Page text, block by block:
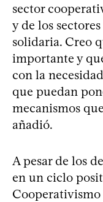
sector
y de los
solidaria. Creo
importante y
con la
que puedan
mecanismos
añadió.
A pesar de los
en un ciclo